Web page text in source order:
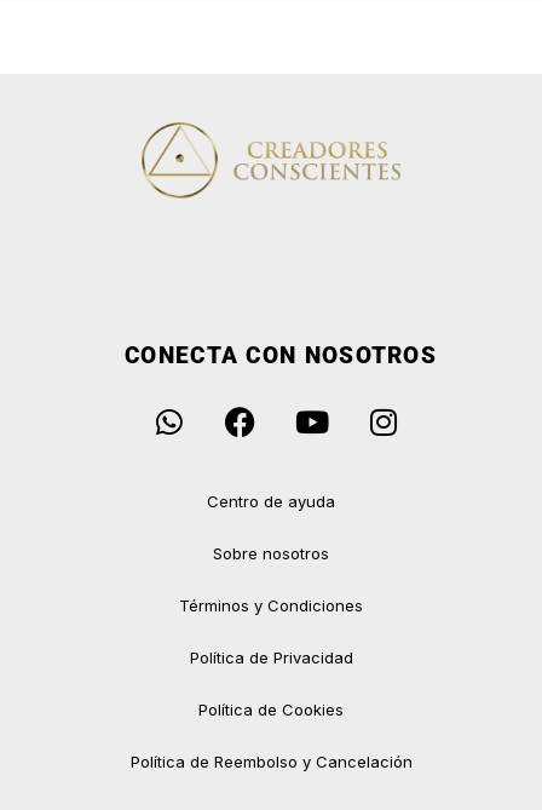
CONECTA CON NOSOTROS
Centro de ayuda
Sobre nosotros
Términos y Condiciones
Política de Privacidad
Política de Cookies
Política de Reembolso y Cancelación